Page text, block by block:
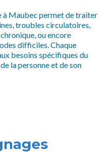
à Maubec permet de traiter
troubles circulatoires,
ou encore
difficiles. Chaque
besoins spécifiques du
la personne et de son